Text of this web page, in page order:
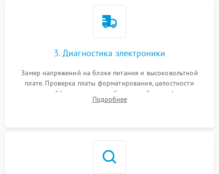
3. Диагностика электроники
Замер напряжений на блоке питания и высоковольтной
плате. Проверка платы форматирования, целостности
плоских шлейфов сканера и работоспособности флажков и
оптопар (датчиков прохождения бумаги).
Подробнее